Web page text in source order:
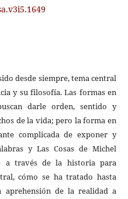
desde siempre, tema central
y su filosofía. Las formas en
darle orden, sentido y
de la vida; pero la forma en
complicada de exponer y
y Las Cosas de Michel
a través de la historia para
cómo se ha tratado hasta
de la realidad a